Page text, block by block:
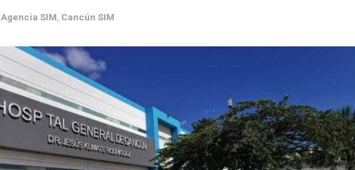
Agencia SIM, Cancún SIM